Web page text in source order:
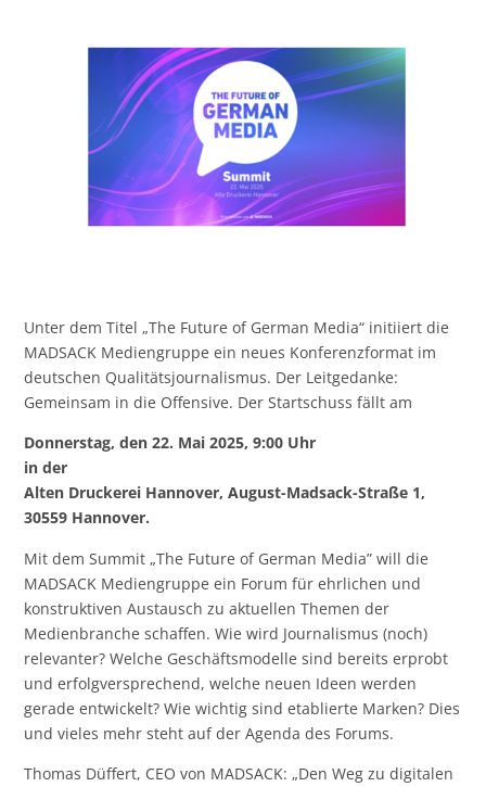
Unter dem Titel „The Future of German Media“ initiiert die
MADSACK Mediengruppe ein neues Konferenzformat im
deutschen Qualitätsjournalismus. Der Leitgedanke:
Gemeinsam in die Offensive. Der Startschuss fällt am
Donnerstag, den 22. Mai 2025, 9:00 Uhr
in der
Alten Druckerei Hannover, August-Madsack-Straße 1,
30559 Hannover.
Mit dem Summit „The Future of German Media” will die
MADSACK Mediengruppe ein Forum für ehrlichen und
konstruktiven Austausch zu aktuellen Themen der
Medienbranche schaffen. Wie wird Journalismus (noch)
relevanter? Welche Geschäftsmodelle sind bereits erprobt
und erfolgversprechend, welche neuen Ideen werden
gerade entwickelt? Wie wichtig sind etablierte Marken? Dies
und vieles mehr steht auf der Agenda des Forums.
Thomas Düffert, CEO von MADSACK: „Den Weg zu digitalen